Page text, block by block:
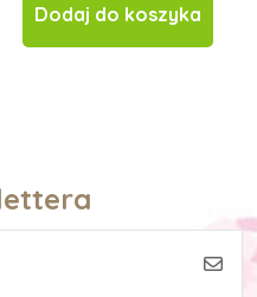
Dodaj do koszyka